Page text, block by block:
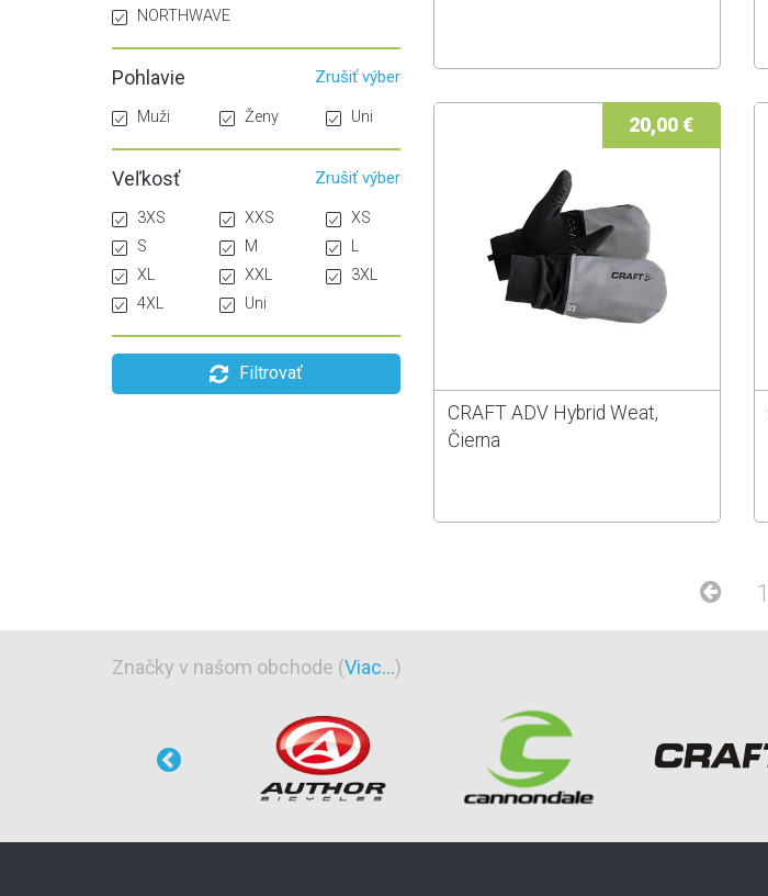
NORTHWAVE
Pohlavie Zrušiť výber
Muži Ženy Uni
Veľkosť Zrušiť výber
3XS XXS
XS
S
M
L
XL
XXL
3XL
4XL
Uni
Filtrovať
20,00 €
CRAFT ADV Hybrid Weat,
Čierna
1
Značky v našom obchode (Viac...)